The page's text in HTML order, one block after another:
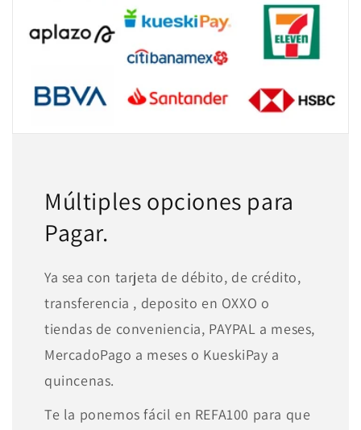
Múltiples opciones para
Pagar.
Ya sea con tarjeta de débito, de crédito,
transferencia , deposito en OXXO o
tiendas de conveniencia, PAYPAL a meses,
MercadoPago a meses o KueskiPay a
quincenas.
Te la ponemos fácil en REFA100 para que